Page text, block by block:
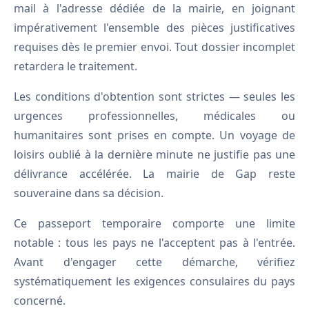
mail à l'adresse dédiée de la mairie, en joignant
impérativement l'ensemble des pièces justificatives
requises dès le premier envoi. Tout dossier incomplet
retardera le traitement.
Les conditions d'obtention sont strictes — seules les
urgences professionnelles, médicales ou
humanitaires sont prises en compte. Un voyage de
loisirs oublié à la dernière minute ne justifie pas une
délivrance accélérée. La mairie de Gap reste
souveraine dans sa décision.
Ce passeport temporaire comporte une limite
notable : tous les pays ne l'acceptent pas à l'entrée.
Avant d'engager cette démarche, vérifiez
systématiquement les exigences consulaires du pays
concerné.